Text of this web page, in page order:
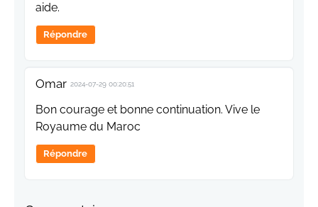
aide.
Répondre
Omar 2024-07-29 00:20:51
Bon courage et bonne continuation. Vive le
Royaume du Maroc
Répondre